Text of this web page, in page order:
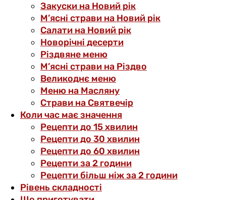
Закуски на Новий рік
М’ясні страви на Новий рік
Салати на Новий рік
Новорічні десерти
Різдвяне меню
М’ясні страви на Різдво
Великоднє меню
Меню на Масляну
Страви на Святвечір
Коли час має значення
Рецепти до 15 хвилин
Рецепти до 30 хвилин
Рецепти до 60 хвилин
Рецепти за 2 години
Рецепти більш ніж за 2 години
Рівень складності